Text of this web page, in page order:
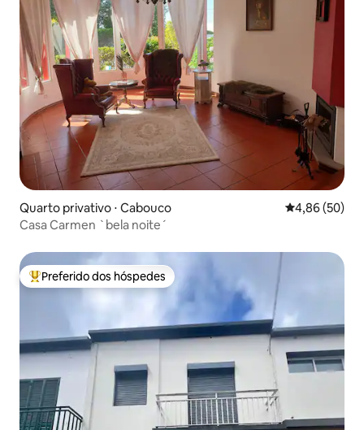
Quarto privativo ⋅ Cabouco 4,86 de uma
4,86 (50)
Casa Carmen `bela noite´
Entre os melhores preferidos dos hóspedes
Preferido dos hóspedes